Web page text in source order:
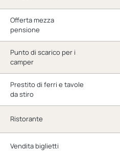
Offerta mezza
pensione
Punto di scarico per i
camper
Prestito di ferri e tavole
da stiro
Ristorante
Vendita biglietti